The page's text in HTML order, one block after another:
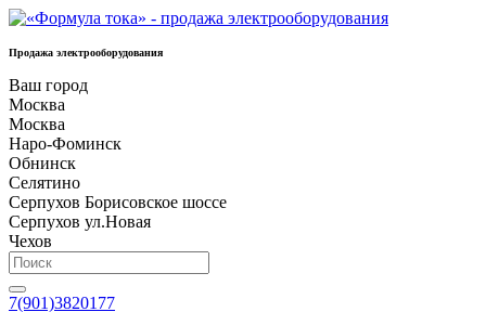
Продажа электрооборудования
Ваш город
Москва
Москва
Наро-Фоминск
Обнинск
Селятино
Серпухов Борисовское шоссе
Серпухов ул.Новая
Чехов
7(901)3820177